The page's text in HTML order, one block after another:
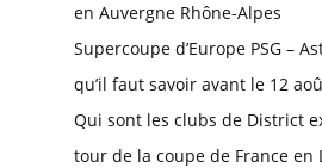
en Auvergne Rhône-Alpes
Supercoupe d’Europe PSG –
qu’il faut savoir avant le 12
Qui sont les clubs de District
tour de la coupe de France en